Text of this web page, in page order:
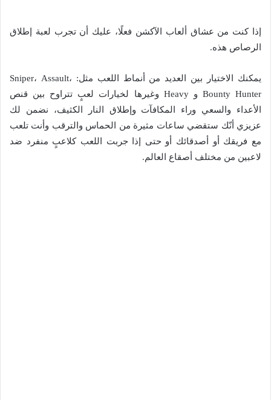
إذا كنت من عشاق ألعاب الآكشن فعلًا، عليك أن تجرب لعبة إطلاق
الرصاص هذه.
يمكنك الاختيار بين العديد من أنماط اللعب مثل: Sniper، Assault،
Bounty Hunter و Heavy وغيرها لخيارات لعبٍ تتراوح بين قنص
الأعداء والسعي وراء المكافآت وإطلاق النار الكثيف، نضمن لك
عزيزي أنّك ستقضي ساعات مثيرة من الحماس والترقب وأنت تلعب
مع فريقك أو أصدقائك أو حتى إذا جربت اللعب كلاعبٍ منفرد ضد
لاعبين من مختلف أصقاع العالم.